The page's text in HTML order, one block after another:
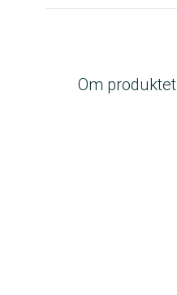
Om produktet